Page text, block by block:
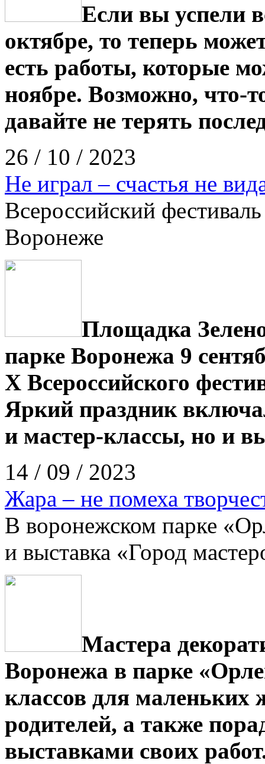
Если вы успели
октябре, то теперь
есть работы, которые
ноябре. Возможно, что-
давайте не терять
26 / 10 / 2023
Не играл – счастья не
Всероссийский
Воронеже
Площадка
парке Воронежа 9
Х Всероссийского
Яркий праздник
и мастер-классы, но и
14 / 09 / 2023
Жара – не помеха
В воронежском парке
и выставка «Город
Мастера
Воронежа в парке
классов для маленьких
родителей, а также
выставками своих